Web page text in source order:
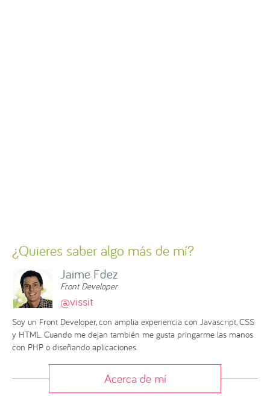
¿Quieres saber algo más de mí?
Jaime Fdez
Front Developer
@vissit
Soy un Front Developer, con amplia experiencia con Javascript, CSS
y HTML. Cuando me dejan también me gusta pringarme las manos
con PHP o diseñando aplicaciones.
Acerca de mí